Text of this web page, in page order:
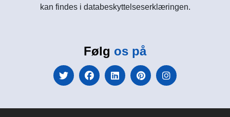
kan findes i databeskyttelseserklæringen.
Følg os på